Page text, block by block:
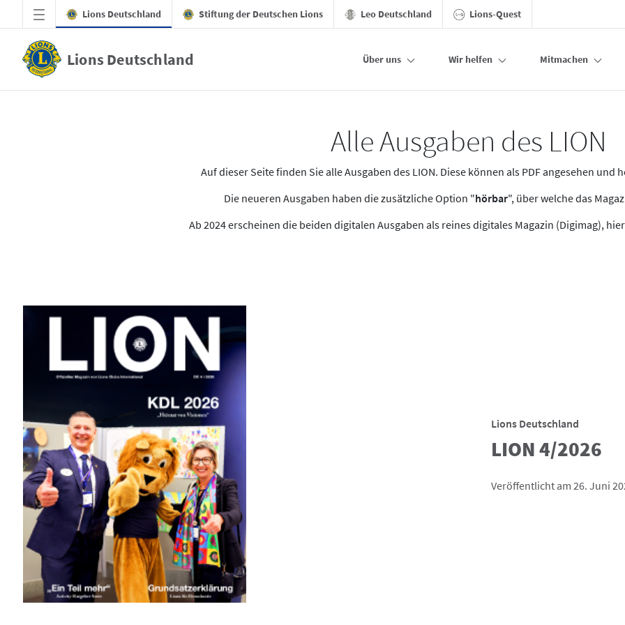
Zum Hauptinhalt springen
Lions Deutschland Stiftung der Deutschen Lions Leo Deutschland Lions-Quest
Lions Deutschland Über uns Wir helfen Mitmachen
Alle Ausgaben des LION
Auf dieser Seite finden Sie alle Ausgaben des LION. Diese können als PDF angesehen und
Die neueren Ausgaben haben die zusätzliche Option "hörbar", über welche das
Ab 2024 erscheinen die beiden digitalen Ausgaben als reines digitales Magazin (Digimag),
Lions Deutschland
LION 4/2026
Veröffentlicht am 26. Juni